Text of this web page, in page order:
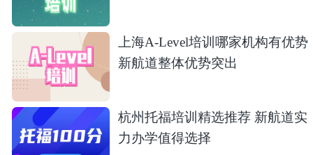
上海A-Level培训哪家机构有优势
新航道整体优势突出
杭州托福培训精选推荐 新航道实
力办学值得选择